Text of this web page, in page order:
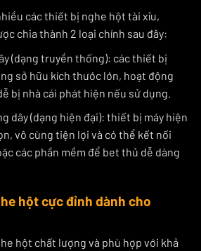
các thiết bị nghe hột tài xỉu,
chia thành 2 loại chính sau đây:
(dạng truyền thống): các thiết bị
sở hữu kích thước lớn, hoạt động
bị nhà cái phát hiện nếu sử dụng.
dây (dạng hiện đại): thiết bị máy hiện
vô cùng tiện lợi và có thể kết nối
các phần mềm để bet thủ dễ dàng
hột cực đỉnh dành cho
hột chất lượng và phù hợp với khả